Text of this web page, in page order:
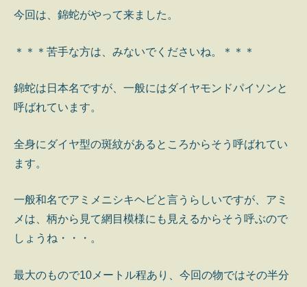
今回は、錦蛇がやって来ました。
＊＊＊苦手な方は、みないでくださいね。＊＊＊
錦蛇は日本名ですが、一般にはダイヤモンドパイソンと
呼ばれています。
全身にダイヤ型の斑紋があるところからそう呼ばれてい
ます。
一般和名でアミメニシキヘビと言うらしいですが、アミ
メは、柄から見て網目模様にも見えるからそう呼ぶので
しょうね・・・。
最大のもので10メートル程あり、今回の物ではその半分